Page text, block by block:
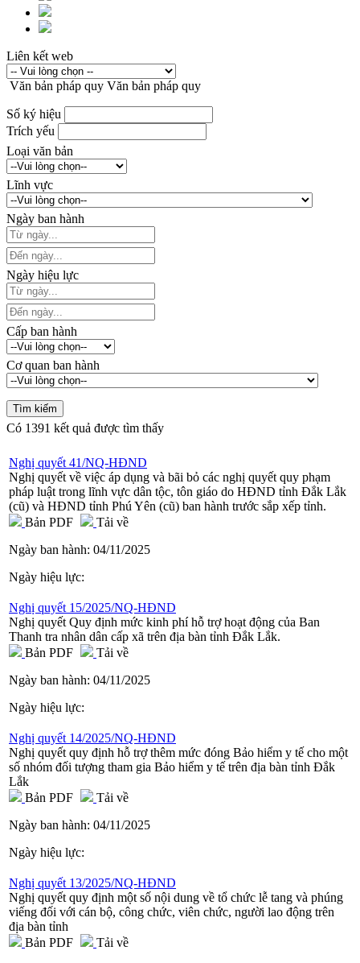
Liên kết web
Văn bản pháp quy Văn bản pháp quy
Số ký hiệu
Trích yếu
Loại văn bản
Lĩnh vực
Ngày ban hành
Ngày hiệu lực
Cấp ban hành
Cơ quan ban hành
Có 1391 kết quả được tìm thấy
Nghị quyết 41/NQ-HĐND
Nghị quyết về việc áp dụng và bãi bỏ các nghị quyết quy phạm
pháp luật trong lĩnh vực dân tộc, tôn giáo do HĐND tỉnh Đắk Lắk
(cũ) và HĐND tỉnh Phú Yên (cũ) ban hành trước sắp xếp tỉnh.
Bản PDF
Tải về
Ngày ban hành: 04/11/2025
Ngày hiệu lực:
Nghị quyết 15/2025/NQ-HĐND
Nghị quyết Quy định mức kinh phí hỗ trợ hoạt động của Ban
Thanh tra nhân dân cấp xã trên địa bàn tỉnh Đắk Lắk.
Bản PDF
Tải về
Ngày ban hành: 04/11/2025
Ngày hiệu lực:
Nghị quyết 14/2025/NQ-HĐND
Nghị quyết quy định hỗ trợ thêm mức đóng Bảo hiểm y tế cho một
số nhóm đối tượng tham gia Bảo hiểm y tế trên địa bàn tỉnh Đắk
Lắk
Bản PDF
Tải về
Ngày ban hành: 04/11/2025
Ngày hiệu lực:
Nghị quyết 13/2025/NQ-HĐND
Nghị quyết quy định một số nội dung về tổ chức lễ tang và phúng
viếng đối với cán bộ, công chức, viên chức, người lao động trên
địa bàn tỉnh
Bản PDF
Tải về